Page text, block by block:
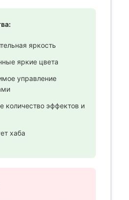
яркость
яркие цвета
управление
количество эффектов и
хаба